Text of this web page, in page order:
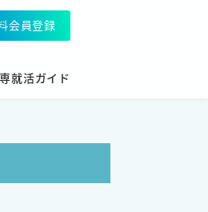
会員登録
就活ガイド